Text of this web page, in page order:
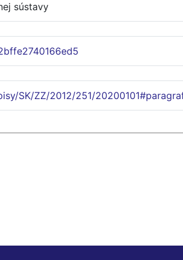
sústavy
SK/ZZ/2012/251/